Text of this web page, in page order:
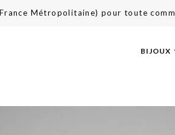
Métropolitaine) pour toute
BIJOUX